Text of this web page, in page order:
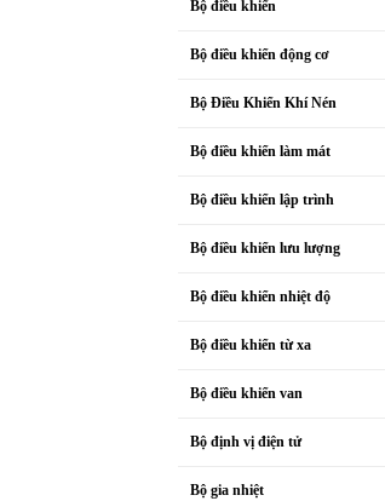
Bộ điều khiển
Bộ điều khiển động cơ
Bộ Điều Khiển Khí Nén
Bộ điều khiển làm mát
Bộ điều khiển lập trình
Bộ điều khiển lưu lượng
Bộ điều khiển nhiệt độ
Bộ điều khiển từ xa
Bộ điều khiển van
Bộ định vị điện tử
Bộ gia nhiệt